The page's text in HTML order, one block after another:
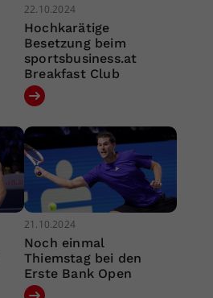
22.10.2024
Hochkarätige
Besetzung beim
sportsbusiness.at
Breakfast Club
21.10.2024
Noch einmal
Thiemstag bei den
Erste Bank Open